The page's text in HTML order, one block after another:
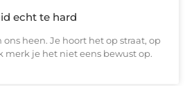
echt te hard
ons heen. Je hoort het op straat, op
merk je het niet eens bewust op.